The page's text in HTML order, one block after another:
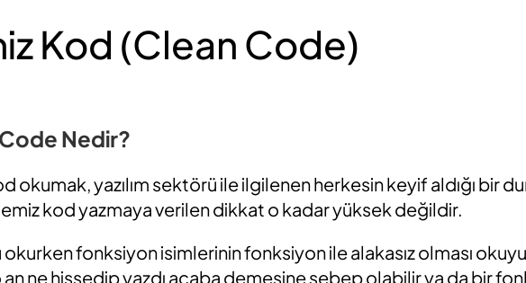
Kod (Clean Code)
Nedir?
okumak, yazılım sektörü ile ilgilenen herkesin keyif aldığı bir
kod yazmaya verilen dikkat o kadar yüksek değildir.
fonksiyon isimlerinin fonksiyon ile alakasız olması
an ne hissedip yazdı acaba demesine sebep olabilir ya da bir